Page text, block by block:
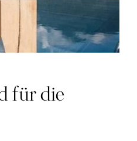
für die